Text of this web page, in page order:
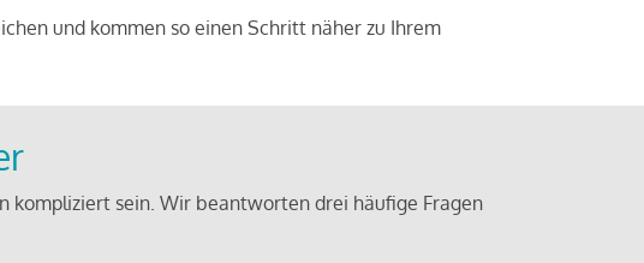
und kommen so einen Schritt näher zu Ihrem
kompliziert sein. Wir beantworten drei häufige Fragen